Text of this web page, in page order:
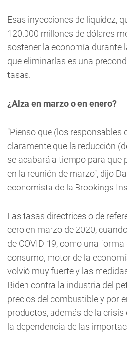
Esas inyecciones de liquidez,
120.000 millones de dólares
sostener la economía durante
que eliminarlas es una
tasas.
¿Alza en marzo o en enero?
"Pienso que (los responsables
claramente que la reducción
se acabará a tiempo para que
en la reunión de marzo", dijo
economista de la Brookings
Las tasas directrices o de
cero en marzo de 2020,
de COVID-19, como una forma
consumo, motor de la
volvió muy fuerte y las
Biden contra la industria del
precios del combustible y por
productos, además de la
la dependencia de las